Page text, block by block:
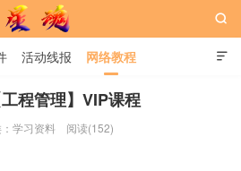

活动线报 网络教程

程管理】VIP课程
学习资料 阅读(152)